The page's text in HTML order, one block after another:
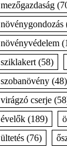
mezőgazdaság
növénygondozás
növényvédelem
sziklakert(58)
szobanövény(48)
virágzó cserje
évelők(189)
ültetés(76)